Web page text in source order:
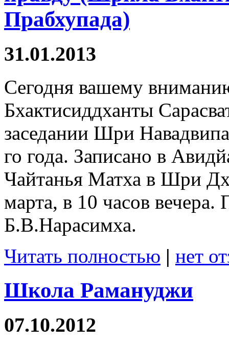
Прабхупада)
31.01.2013
Сегодня вашему
Бхактисиддханты
заседании Шри
го года. Записано в
Чайтанья Матха в Шри
марта, в 10 часов
Б.В.Нарасимха.
Читать полностью | нет
Школа Рамануджи
07.10.2012